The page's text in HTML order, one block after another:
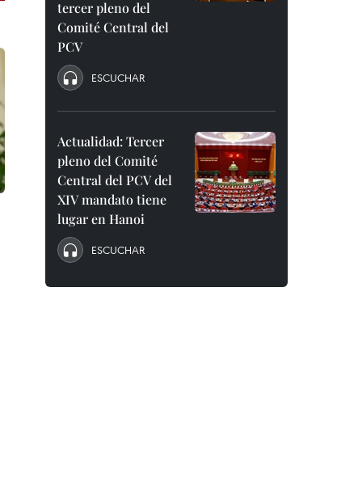
tercer pleno del
Comité Central del
PCV
ESCUCHAR
Actualidad: Tercer
pleno del Comité
Central del PCV del
XIV mandato tiene
lugar en Hanoi
ESCUCHAR